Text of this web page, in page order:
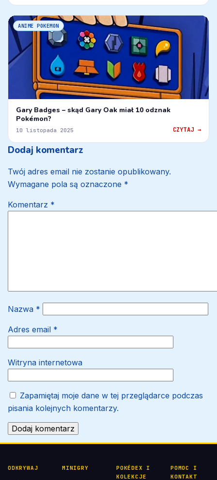
ANIME POKEMON
Gary Badges – skąd Gary Oak miał 10 odznak
Pokémon?
10 listopada 2025 CZYTAJ →
Dodaj komentarz
Twój adres email nie zostanie opublikowany.
Wymagane pola są oznaczone *
Komentarz *
Nazwa *
Adres email *
Witryna internetowa
Zapamiętaj moje dane w tej przeglądarce podczas
pisania kolejnych komentarzy.
ODKRYWAJ MINIGRY
POKÉDEX I
KOLEKCJE
POMOC I
KONTAKT